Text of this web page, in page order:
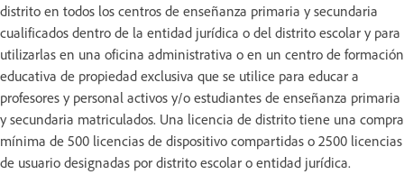
distrito en todos los centros de enseñanza primaria y secundaria
cualificados dentro de la entidad jurídica o del distrito escolar y para
utilizarlas en una oficina administrativa o en un centro de formación
educativa de propiedad exclusiva que se utilice para educar a
profesores y personal activos y/o estudiantes de enseñanza primaria
y secundaria matriculados. Una licencia de distrito tiene una compra
mínima de 500 licencias de dispositivo compartidas o 2500 licencias
de usuario designadas por distrito escolar o entidad jurídica.